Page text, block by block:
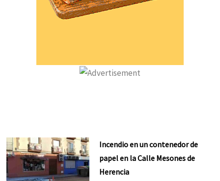
Incendio en un contenedor de
papel en la Calle Mesones de
Herencia